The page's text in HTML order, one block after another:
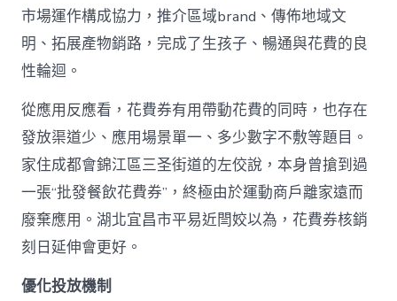
市場運作構成協力，推介區域brand、傳佈地域文
明、拓展產物銷路，完成了生孩子、暢通與花費的良
性輪迴。
從應用反應看，花費券有用帶動花費的同時，也存在
發放渠道少、應用場景單一、多少數字不敷等題目。
家住成都會錦江區三圣街道的左佼說，本身曾搶到過
一張“批發餐飲花費券”，終極由於運動商戶離家遠而
廢棄應用。湖北宜昌市平易近閆姣以為，花費券核銷
刻日延伸會更好。
優化投放機制